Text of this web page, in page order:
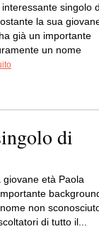
singolo
la sua
già un importante
un nome
di
età Paola
non
di tutto il...